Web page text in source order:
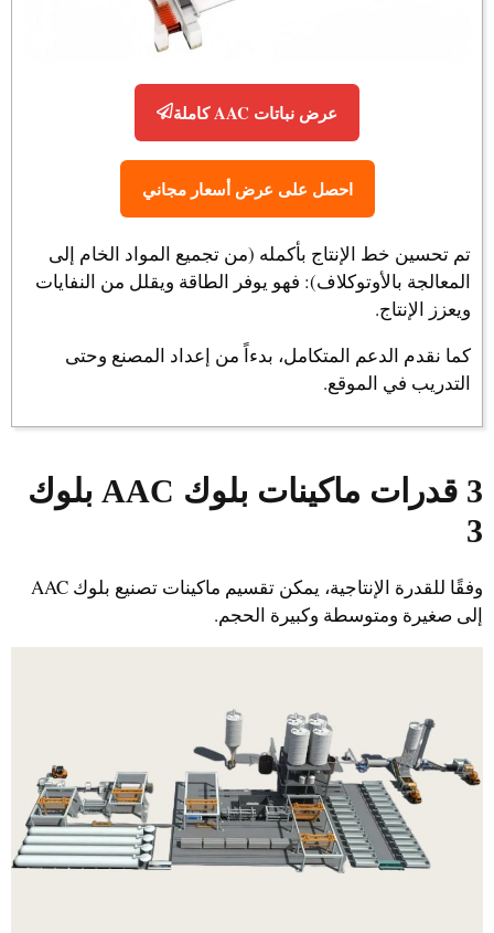
عرض نباتات AAC كاملة
احصل على عرض أسعار مجاني
تم تحسين خط الإنتاج بأكمله (من تجميع المواد الخام إلى
المعالجة بالأوتوكلاف): فهو يوفر الطاقة ويقلل من النفايات
ويعزز الإنتاج.
كما نقدم الدعم المتكامل، بدءاً من إعداد المصنع وحتى
التدريب في الموقع.
3 قدرات ماكينات بلوك AAC بلوك
3
وفقًا للقدرة الإنتاجية، يمكن تقسيم ماكينات تصنيع بلوك AAC
إلى صغيرة ومتوسطة وكبيرة الحجم.